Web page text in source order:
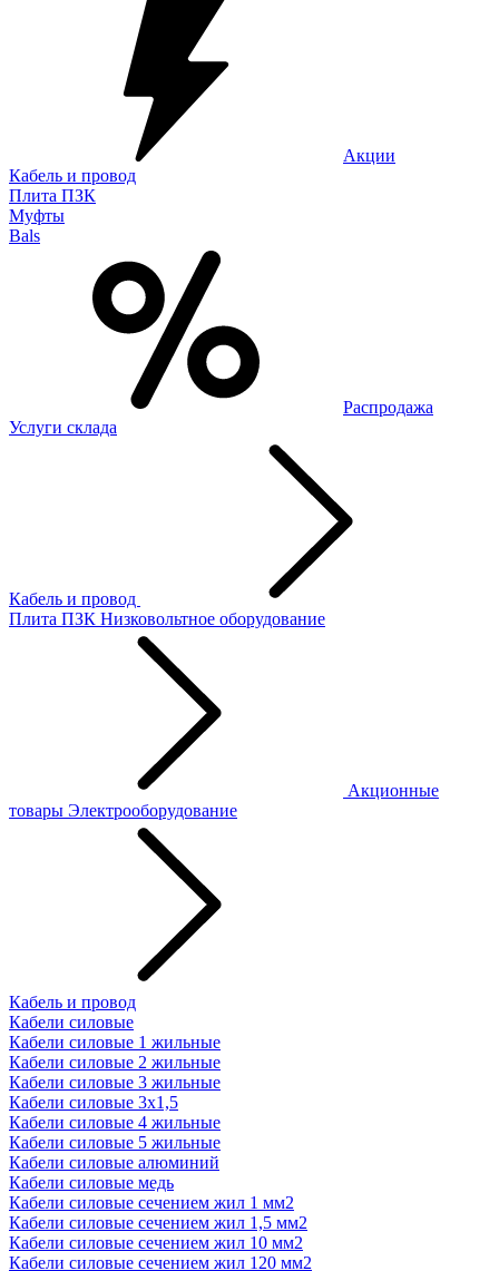
Акции
Кабель и провод
Плита ПЗК
Муфты
Bals
Распродажа
Услуги склада
Кабель и провод
Плита ПЗК Низковольтное оборудование
Акционные
товары Электрооборудование
Кабель и провод
Кабели силовые
Кабели силовые 1 жильные
Кабели силовые 2 жильные
Кабели силовые 3 жильные
Кабели силовые 3х1,5
Кабели силовые 4 жильные
Кабели силовые 5 жильные
Кабели силовые алюминий
Кабели силовые медь
Кабели силовые сечением жил 1 мм2
Кабели силовые сечением жил 1,5 мм2
Кабели силовые сечением жил 10 мм2
Кабели силовые сечением жил 120 мм2